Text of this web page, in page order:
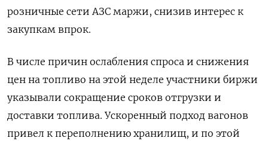
розничные сети АЗС маржи, снизив интерес к
закупкам впрок.
В числе причин ослабления спроса и снижения
цен на топливо на этой неделе участники биржи
указывали сокращение сроков отгрузки и
доставки топлива. Ускоренный подход вагонов
привел к переполнению хранилищ, и по этой